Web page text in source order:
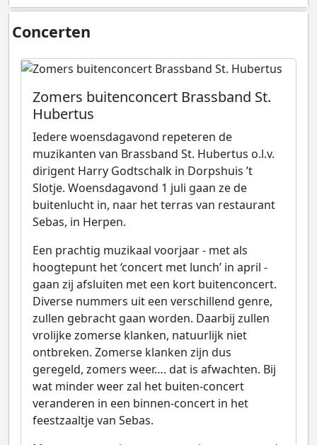
Concerten
Zomers buitenconcert Brassband St.
Hubertus
Iedere woensdagavond repeteren de
muzikanten van Brassband St. Hubertus o.l.v.
dirigent Harry Godtschalk in Dorpshuis ’t
Slotje. Woensdagavond 1 juli gaan ze de
buitenlucht in, naar het terras van restaurant
Sebas, in Herpen.
Een prachtig muzikaal voorjaar - met als
hoogtepunt het ‘concert met lunch’ in april -
gaan zij afsluiten met een kort buitenconcert.
Diverse nummers uit een verschillend genre,
zullen gebracht gaan worden. Daarbij zullen
vrolijke zomerse klanken, natuurlijk niet
ontbreken. Zomerse klanken zijn dus
geregeld, zomers weer…. dat is afwachten. Bij
wat minder weer zal het buiten-concert
veranderen in een binnen-concert in het
feestzaaltje van Sebas.